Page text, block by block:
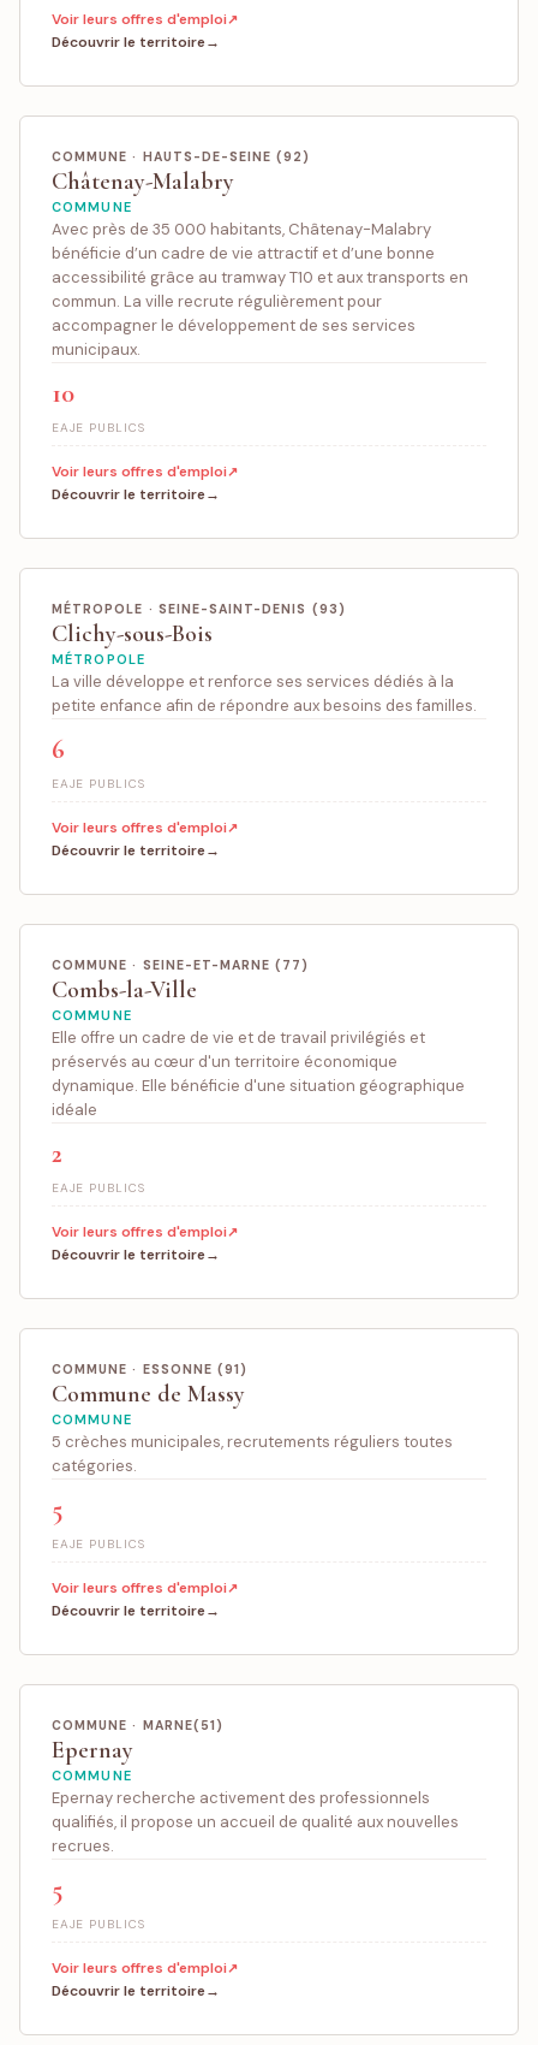
Voir leurs offres d'emploi
Découvrir le territoire
COMMUNE · HAUTS-DE-SEINE (92)
Châtenay-Malabry
COMMUNE
Avec près de 35 000 habitants, Châtenay-Malabry
bénéficie d’un cadre de vie attractif et d’une bonne
accessibilité grâce au tramway T10 et aux transports en
commun. La ville recrute régulièrement pour
accompagner le développement de ses services
municipaux.
10
EAJE PUBLICS
Voir leurs offres d'emploi
Découvrir le territoire
MÉTROPOLE · SEINE-SAINT-DENIS (93)
Clichy-sous-Bois
MÉTROPOLE
La ville développe et renforce ses services dédiés à la
petite enfance afin de répondre aux besoins des familles.
6
EAJE PUBLICS
Voir leurs offres d'emploi
Découvrir le territoire
COMMUNE · SEINE-ET-MARNE (77)
Combs-la-Ville
COMMUNE
Elle offre un cadre de vie et de travail privilégiés et
préservés au cœur d'un territoire économique
dynamique. Elle bénéficie d'une situation géographique
idéale
2
EAJE PUBLICS
Voir leurs offres d'emploi
Découvrir le territoire
COMMUNE · ESSONNE (91)
Commune de Massy
COMMUNE
5 crèches municipales, recrutements réguliers toutes
catégories.
5
EAJE PUBLICS
Voir leurs offres d'emploi
Découvrir le territoire
COMMUNE · MARNE(51)
Epernay
COMMUNE
Epernay recherche activement des professionnels
qualifiés, il propose un accueil de qualité aux nouvelles
recrues.
5
EAJE PUBLICS
Voir leurs offres d'emploi
Découvrir le territoire